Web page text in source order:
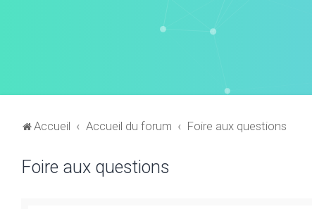
Accueil Accueil du forum Foire aux questions
Foire aux questions